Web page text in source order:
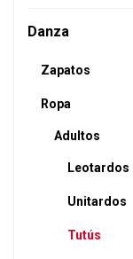
Danza
Zapatos
Ropa
Adultos
Leotardos
Unitardos
Tutús